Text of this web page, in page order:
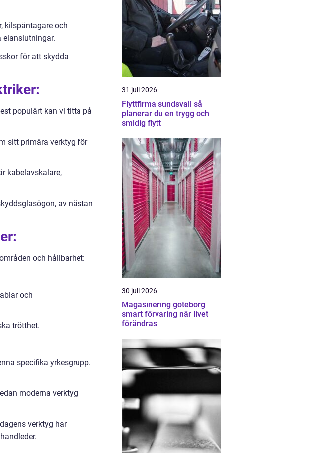
kilspåntagare och
elanslutningar.
för att skydda
populärt kan vi titta på
sitt primära verktyg för
kabelavskalare,
av nästan
och hållbarhet:
och
trötthet.
specifika yrkesgrupp.
moderna verktyg
verktyg har
31 juli 2026
Flyttfirma sundsvall så
planerar du en trygg och
smidig flytt
30 juli 2026
Magasinering göteborg
smart förvaring när livet
förändras